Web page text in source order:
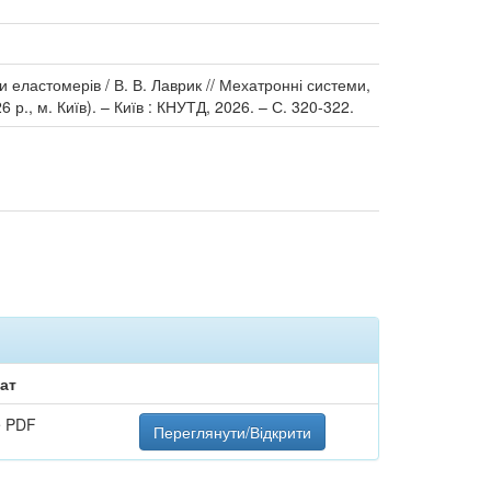
еластомерів / В. В. Лаврик // Мехатронні системи,
р., м. Київ). – Київ : КНУТД, 2026. – С. 320-322.
PDF
Переглянути/Відкрити